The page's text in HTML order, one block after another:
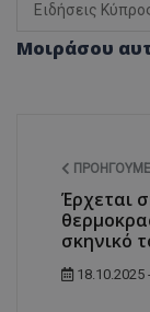
Ειδήσεις
Μοιράσου
Έρχεται
σκηνικό
18.10.2025